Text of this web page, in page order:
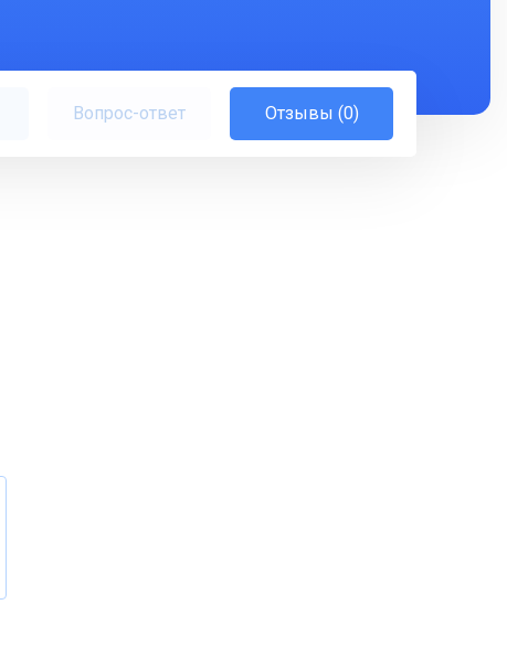
Вопрос-ответ Отзывы (0)